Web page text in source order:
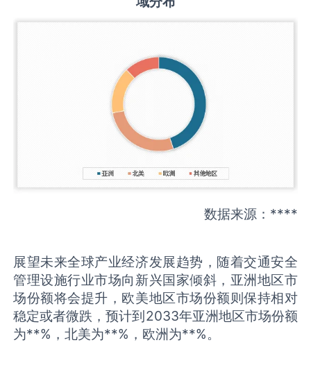
数据来源：****
展望未来全球产业经济发展趋势，随着交通安全
管理设施行业市场向新兴国家倾斜，亚洲地区市
场份额将会提升，欧美地区市场份额则保持相对
稳定或者微跌，预计到2033年亚洲地区市场份额
为**%，北美为**%，欧洲为**%。